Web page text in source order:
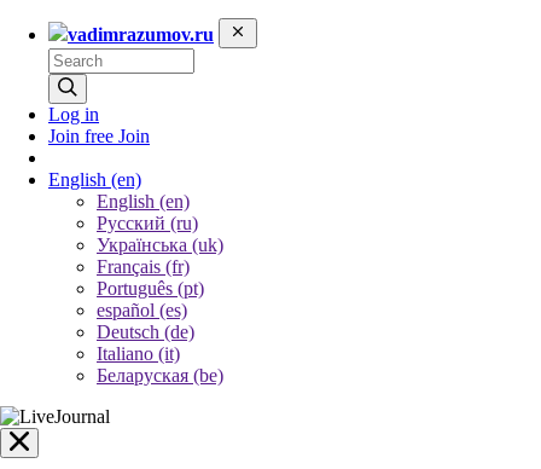
vadimrazumov.ru
Log in
Join free Join
English (en)
English (en)
Русский (ru)
Українська (uk)
Français (fr)
Português (pt)
español (es)
Deutsch (de)
Italiano (it)
Беларуская (be)